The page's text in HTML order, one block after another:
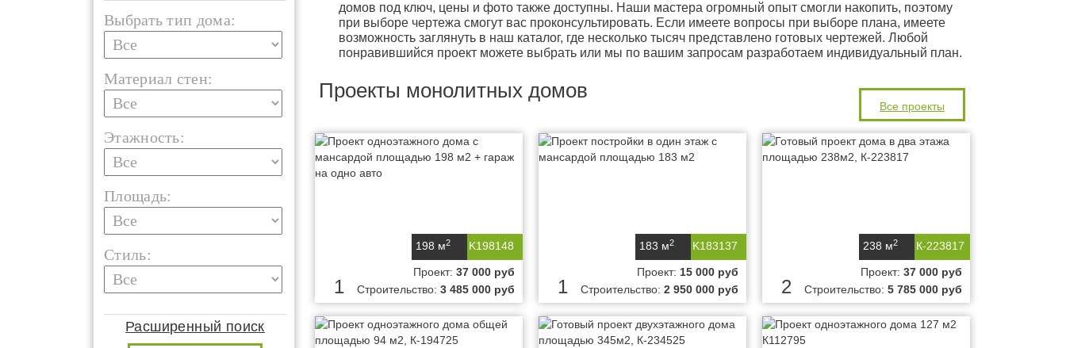
Выбрать тип дома:
Материал стен:
Этажность:
Площадь:
Стиль:
Расширенный поиск
домов под ключ, цены и фото также доступны. Наши мастера огромный опыт смогли накопить, поэтому
при выборе чертежа смогут вас проконсультировать. Если имеете вопросы при выборе плана, имеете
возможность заглянуть в наш каталог, где несколько тысяч представлено готовых чертежей. Любой
понравившийся проект можете выбрать или мы по вашим запросам разработаем индивидуальный план.
Проекты монолитных домов
Все проекты
K198148
198 м2
1
Проект:37 000 руб
Строительство:3 485 000 руб
K183137
183 м2
1
Проект: 15 000 руб
Строительство:2 950 000 руб
К-223817
238 м2
2
Проект:37 000 руб
Строительство:5 785 000 руб